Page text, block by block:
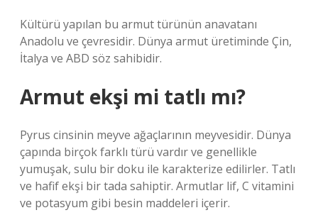
Kültürü yapılan bu armut türünün anavatanı
Anadolu ve çevresidir. Dünya armut üretiminde Çin,
İtalya ve ABD söz sahibidir.
Armut ekşi mi tatlı mı?
Pyrus cinsinin meyve ağaçlarının meyvesidir. Dünya
çapında birçok farklı türü vardır ve genellikle
yumuşak, sulu bir doku ile karakterize edilirler. Tatlı
ve hafif ekşi bir tada sahiptir. Armutlar lif, C vitamini
ve potasyum gibi besin maddeleri içerir.